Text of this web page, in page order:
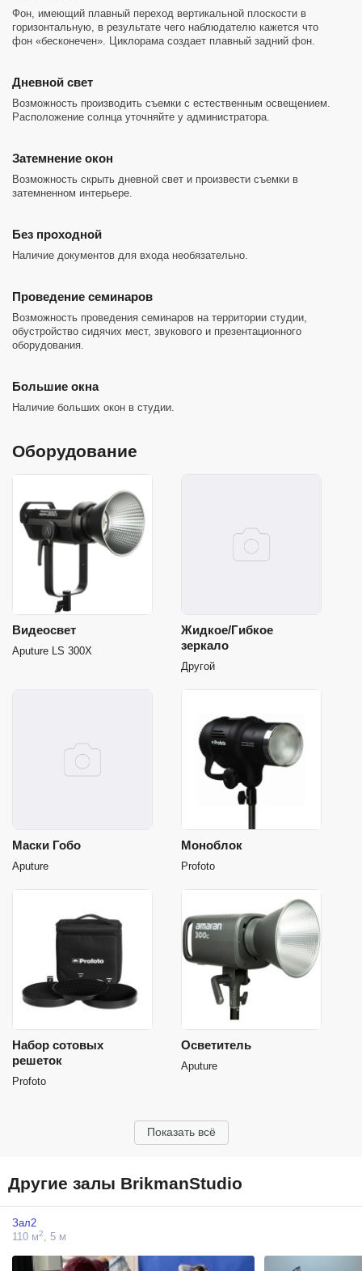
Фон, имеющий плавный переход вертикальной плоскости в
горизонтальную, в результате чего наблюдателю кажется что
фон «бесконечен». Циклорама создает плавный задний фон.
Дневной свет
Возможность производить съемки с естественным освещением.
Расположение солнца уточняйте у администратора.
Затемнение окон
Возможность скрыть дневной свет и произвести съемки в
затемненном интерьере.
Без проходной
Наличие документов для входа необязательно.
Проведение семинаров
Возможность проведения семинаров на территории студии,
обустройство сидячих мест, звукового и презентационного
оборудования.
Большие окна
Наличие больших окон в студии.
Оборудование
Видеосвет
Aputure LS 300X
Жидкое/Гибкое
зеркало
Другой
Маски Гобо
Aputure
Моноблок
Profoto
Набор сотовых
решеток
Profoto
Осветитель
Aputure
Показать всё
Другие залы BrikmanStudio
Зал2
110 м2, 5 м